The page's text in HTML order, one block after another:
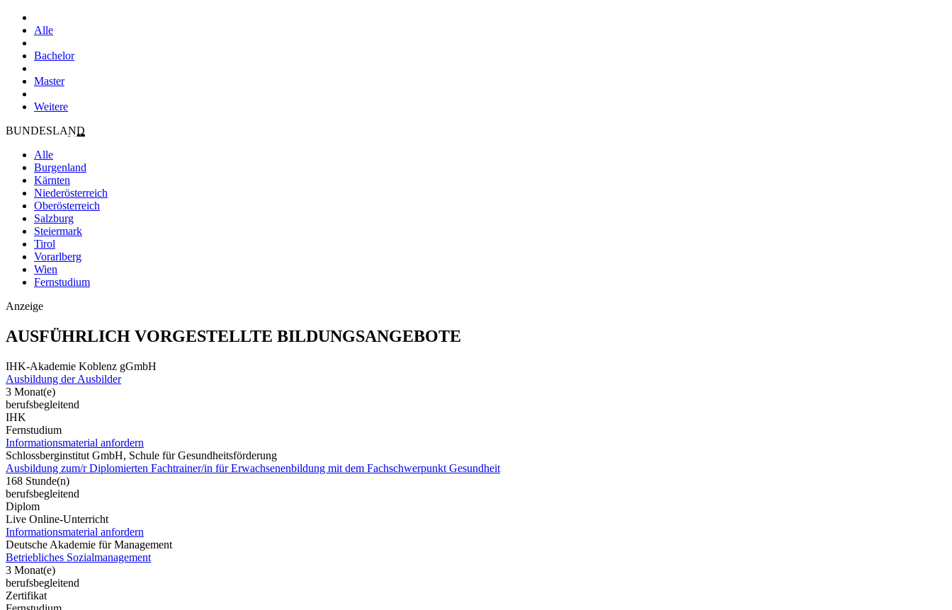
Alle
Bachelor
Master
Weitere
BUNDESLAND
Alle
Burgenland
Kärnten
Niederösterreich
Oberösterreich
Salzburg
Steiermark
Tirol
Vorarlberg
Wien
Fernstudium
Anzeige
AUSFÜHRLICH VORGESTELLTE BILDUNGSANGEBOTE
IHK-Akademie Koblenz gGmbH
Ausbildung der Ausbilder
3 Monat(e)
berufsbegleitend
IHK
Fernstudium
Informationsmaterial anfordern
Schlossberginstitut GmbH, Schule für Gesundheitsförderung
Ausbildung zum/r Diplomierten Fachtrainer/in für Erwachsenenbildung mit dem Fachschwerpunkt Gesundheit
168 Stunde(n)
berufsbegleitend
Diplom
Live Online-Unterricht
Informationsmaterial anfordern
Deutsche Akademie für Management
Betriebliches Sozialmanagement
3 Monat(e)
berufsbegleitend
Zertifikat